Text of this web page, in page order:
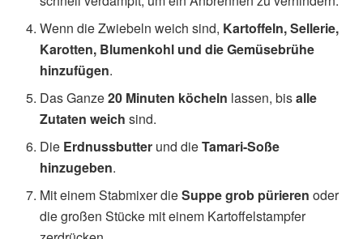
Wenn die Zwiebeln weich sind, Kartoffeln, Sellerie,
Karotten, Blumenkohl und die Gemüsebrühe
hinzufügen.
Das Ganze20 Minuten köcheln lassen, bisalle
Zutaten weich sind.
Die Erdnussbutter und dieTamari-Soße
hinzugeben.
Mit einem Stabmixer dieSuppe grob pürieren oder
die großen Stücke mit einem Kartoffelstampfer